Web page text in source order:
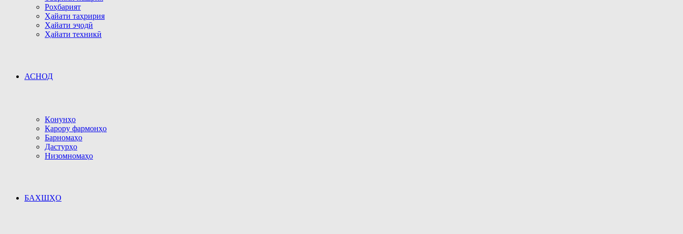
Роҳбарият
Ҳайати таҳририя
Ҳайати эҷодӣ
Ҳайати техникӣ
АСНОД
Қонунҳо
Қарору фармонҳо
Барномаҳо
Дастурҳо
Низомномаҳо
БАХШҲО